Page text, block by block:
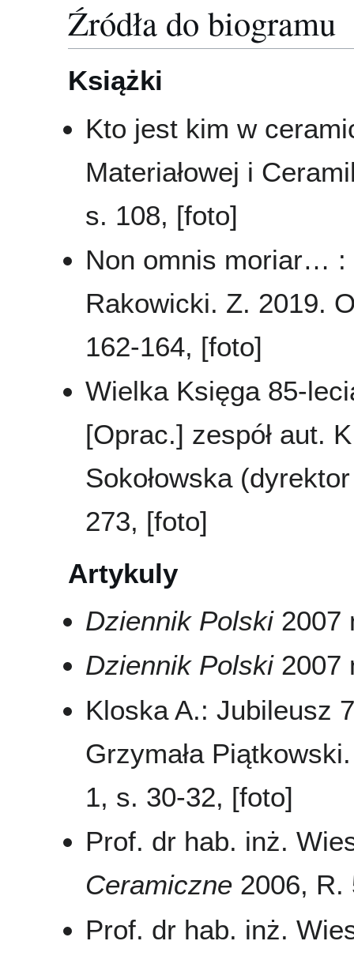
Źródła do biogramu
Książki
Kto jest kim w
Materiałowej i
s. 108, [foto]
Non omnis moriar… :
Rakowicki. Z. 2019.
162-164, [foto]
Wielka Księga 85-
[Oprac.] zespół aut.
Sokołowska
273, [foto]
Artykuly
Dziennik Polski2007
Dziennik Polski2007
Kloska A.: Jubileusz
Grzymała
1, s. 30-32, [foto]
Prof. dr hab. inż.
Ceramiczne 2006, R.
Prof. dr hab. inż.